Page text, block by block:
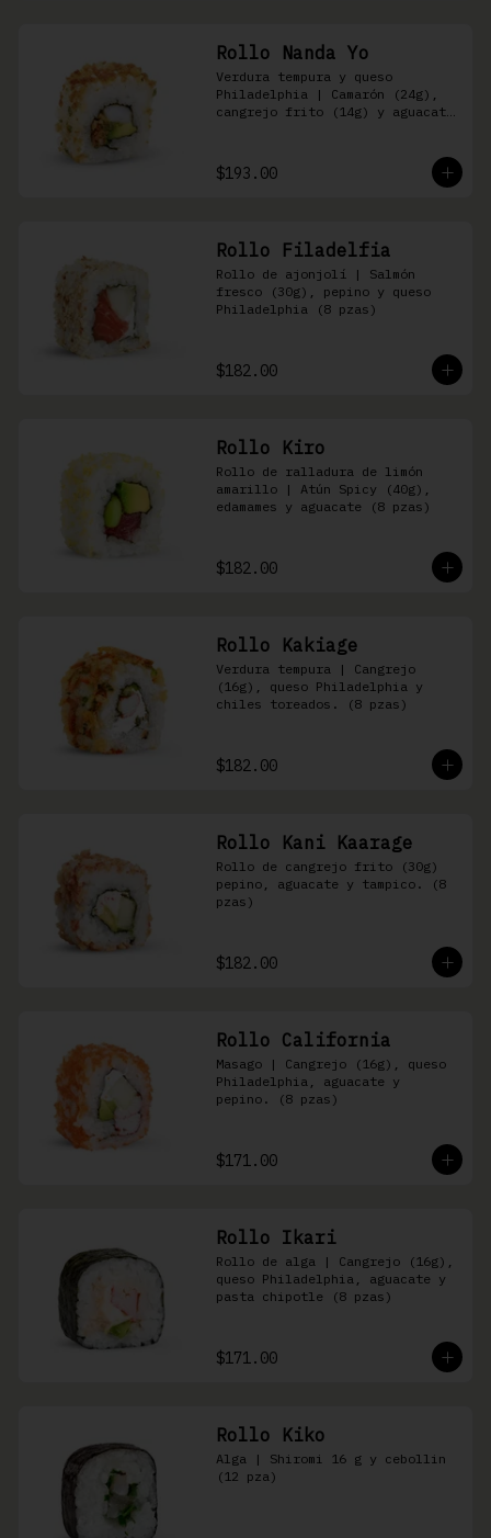
Rollo Nanda Yo
Verdura tempura y queso
Philadelphia | Camarón (24g),
cangrejo frito (14g) y aguacate
$193.00
Rollo Filadelfia
Rollo de ajonjolí | Salmón
fresco (30g), pepino y queso
Philadelphia (8 pzas)
$182.00
Rollo Kiro
Rollo de ralladura de limón
amarillo | Atún Spicy (40g),
edamames y aguacate (8 pzas)
$182.00
Rollo Kakiage
Verdura tempura | Cangrejo
(16g), queso Philadelphia y
chiles toreados. (8 pzas)
$182.00
Rollo Kani Kaarage
Rollo de cangrejo frito (30g)
pepino, aguacate y tampico. (8
pzas)
$182.00
Rollo California
Masago | Cangrejo (16g), queso
Philadelphia, aguacate y
pepino. (8 pzas)
$171.00
Rollo Ikari
Rollo de alga | Cangrejo (16g),
queso Philadelphia, aguacate y
pasta chipotle (8 pzas)
$171.00
Rollo Kiko
Alga | Shiromi 16 g y cebollin
(12 pza)